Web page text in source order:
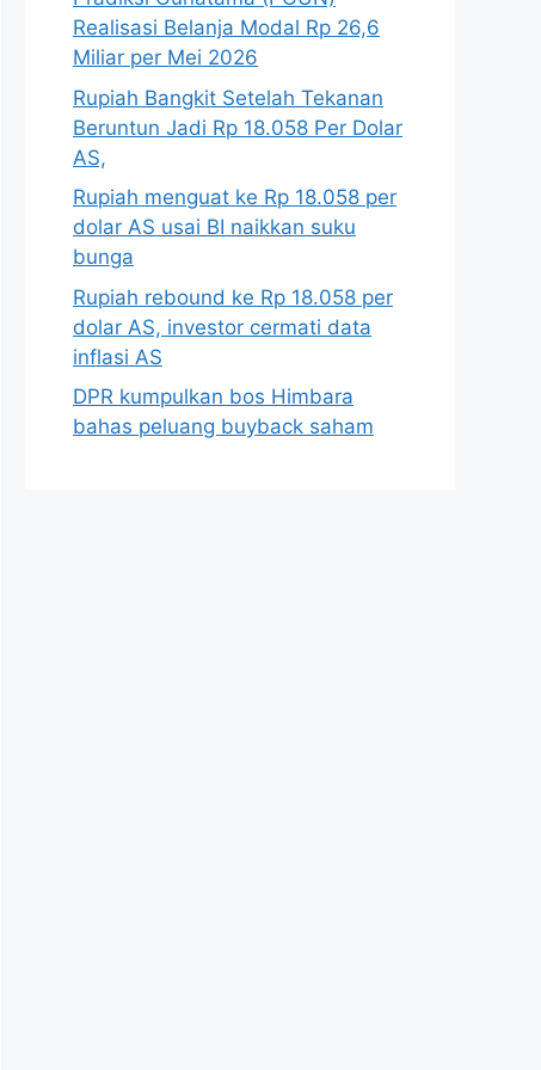
Realisasi Belanja Modal Rp 26,6
Miliar per Mei 2026
Rupiah Bangkit Setelah Tekanan
Beruntun Jadi Rp 18.058 Per Dolar
AS,
Rupiah menguat ke Rp 18.058 per
dolar AS usai BI naikkan suku
bunga
Rupiah rebound ke Rp 18.058 per
dolar AS, investor cermati data
inflasi AS
DPR kumpulkan bos Himbara
bahas peluang buyback saham